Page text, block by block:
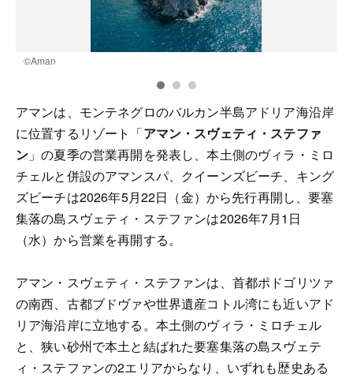
©️Aman
アマンは、モンテネグロのバルカン半島アドリア海沿岸
に位置するリゾート「アマン・スヴェティ・ステファ
ン 」の夏季の営業再開を発表し、本土側のヴィラ・ミロ
チェルと併設のアマンスパ、クイーンズビーチ、キング
ズビーチは2026年5月22日（金）から先行再開し、要塞
集落の島スヴェティ・ステファンは2026年7月1日
（水）から営業を再開する。
アマン・スヴェティ・ステファンは、首都ポドゴリツァ
の南西、古都ブドヴァや世界遺産コトル湾にも近いアド
リア海沿岸に立地する。本土側のヴィラ・ミロチェル
と、狭い砂州で本土と結ばれた要塞集落の島スヴェテ
ィ・ステファンの2エリアからなり、いずれも歴史ある